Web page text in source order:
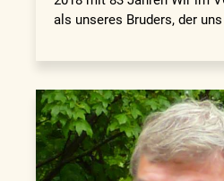
als unseres Bruders, der